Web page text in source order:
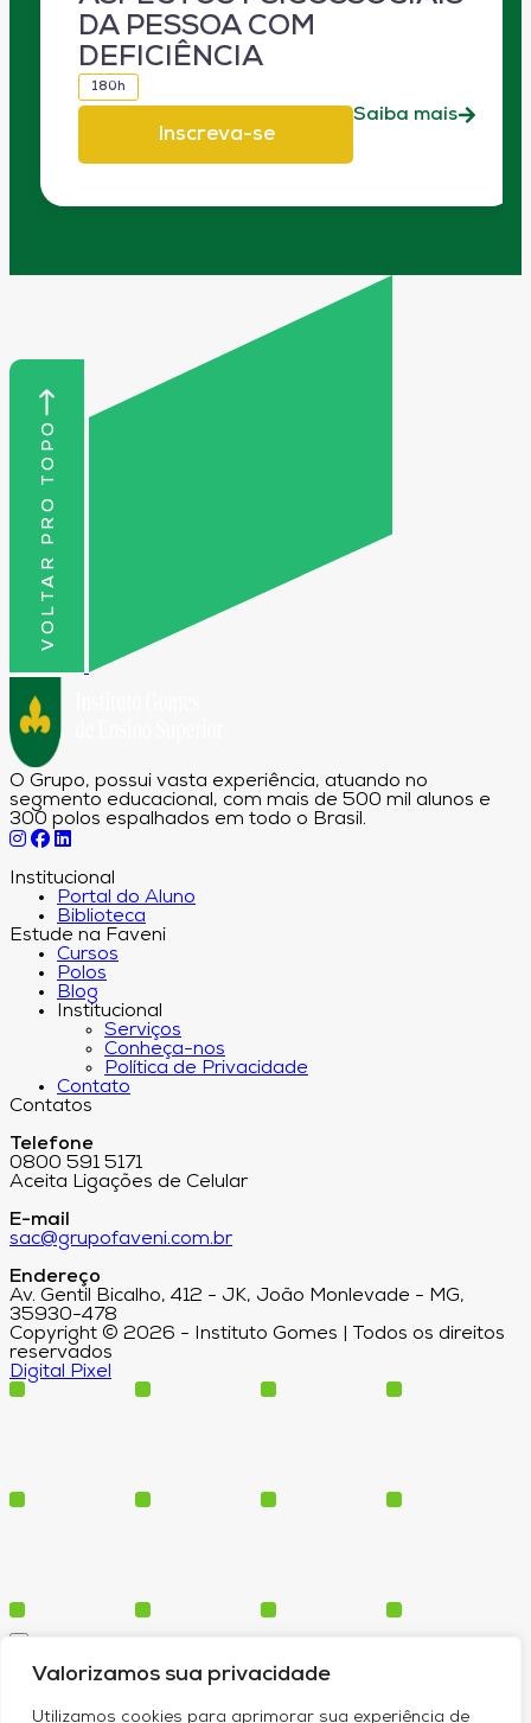
Valorizamos sua privacidade
Utilizamos cookies para aprimorar sua experiência de
DA PESSOA COM
DEFICIÊNCIA
180h
Inscreva-se
Saiba mais
VOLTAR PRO TOPO
O Grupo, possui vasta experiência, atuando no
segmento educacional, com mais de 500 mil alunos e
300 polos espalhados em todo o Brasil.
Institucional
Portal do Aluno
Biblioteca
Estude na Faveni
Cursos
Polos
Blog
Institucional
Serviços
Conheça-nos
Política de Privacidade
Contato
Contatos
Telefone
0800 591 5171
Aceita Ligações de Celular
E-mail
sac@grupofaveni.com.br
Endereço
Av. Gentil Bicalho, 412 - JK, João Monlevade - MG,
35930-478
Copyright © 2026 - Instituto Gomes | Todos os direitos
reservados
Digital Pixel
Cursos
Blog